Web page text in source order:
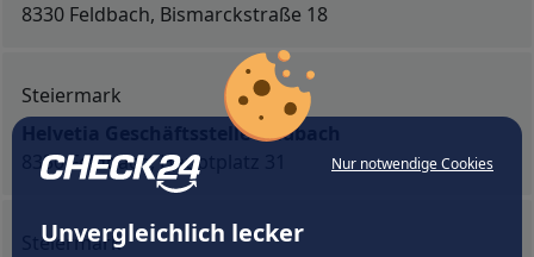
Nur notwendige Cookies
Unvergleichlich lecker
8330 Feldbach, Bismarckstraße 18
Steiermark
Helvetia Geschäftsstelle Feldbach
8330 Feldbach, Hauptplatz 31
Steiermark